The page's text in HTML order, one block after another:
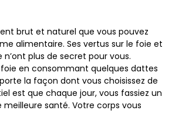
brut et naturel que vous pouvez
alimentaire. Ses vertus sur le foie et
plus de secret pour vous.
en consommant quelques dattes
la façon dont vous choisissez de
est que chaque jour, vous fassiez un
meilleure santé. Votre corps vous